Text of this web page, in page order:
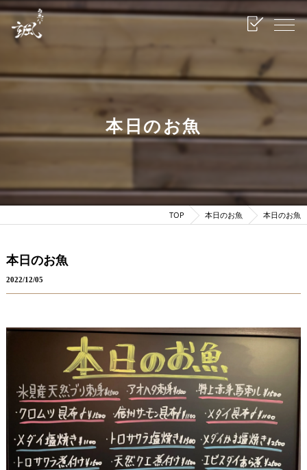
本日のお魚
TOP 本日のお魚 本日のお魚
本日のお魚
2022/12/05